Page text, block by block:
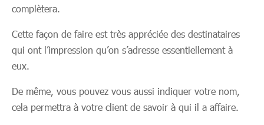
complètera.
Cette façon de faire est très appréciée des destinataires
qui ont l’impression qu’on s’adresse essentiellement à
eux.
De même, vous pouvez vous aussi indiquer votre nom,
cela permettra à votre client de savoir à qui il a affaire.